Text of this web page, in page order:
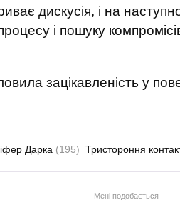
дискусія, і на
і пошуку
зацікавленість у
Дарка (195) Тристороння
Мені подобається